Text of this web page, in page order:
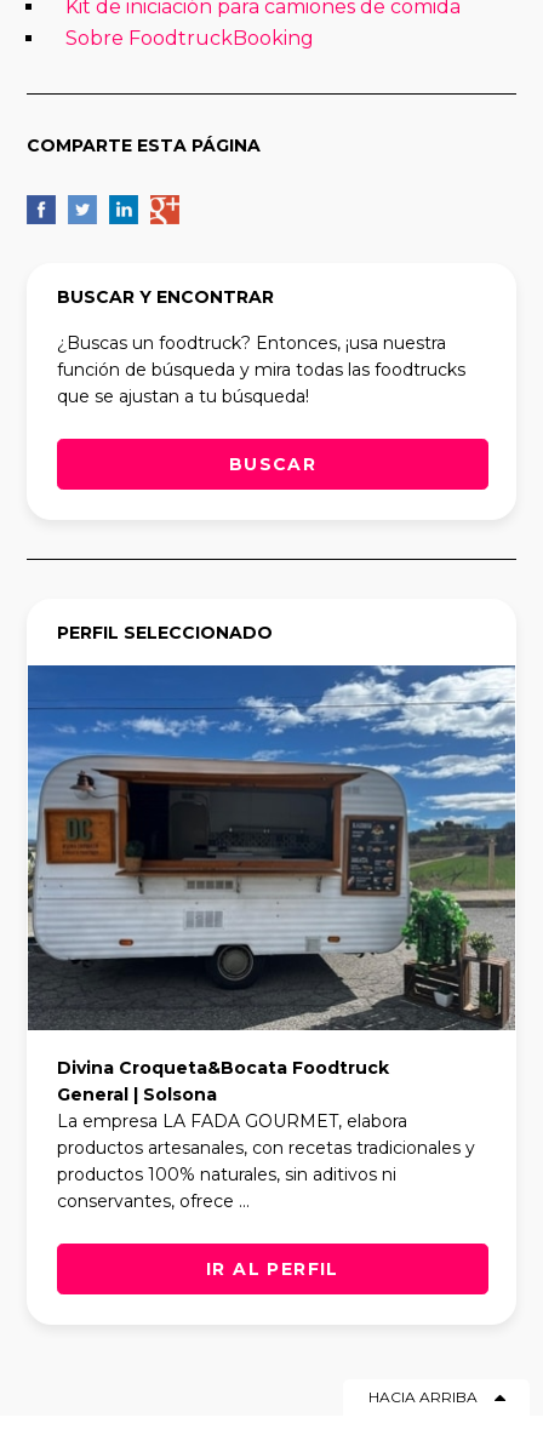
Kit de iniciación para camiones de comida
Sobre FoodtruckBooking
COMPARTE ESTA PÁGINA
BUSCAR Y ENCONTRAR
¿Buscas un foodtruck? Entonces, ¡usa nuestra
función de búsqueda y mira todas las foodtrucks
que se ajustan a tu búsqueda!
BUSCAR
PERFIL SELECCIONADO
Divina Croqueta&Bocata Foodtruck
General | Solsona
La empresa LA FADA GOURMET, elabora
productos artesanales, con recetas tradicionales y
productos 100% naturales, sin aditivos ni
conservantes, ofrece ...
IR AL PERFIL
HACIA ARRIBA